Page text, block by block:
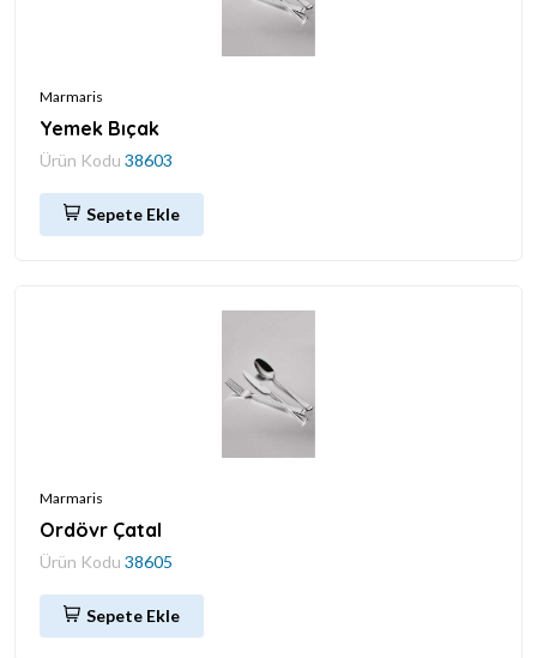
Marmaris
Yemek Bıçak
Ürün Kodu 38603
Sepete Ekle
Marmaris
Ordövr Çatal
Ürün Kodu 38605
Sepete Ekle